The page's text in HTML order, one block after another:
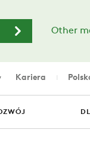
Other
Kariera